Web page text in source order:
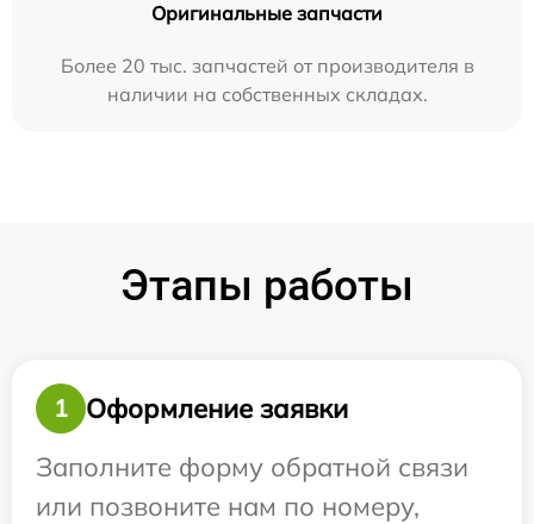
Оригинальные запчасти
Более 20 тыс. запчастей от производителя в
наличии на собственных складах.
Этапы работы
1
Оформление заявки
Заполните форму обратной связи
или позвоните нам по номеру,